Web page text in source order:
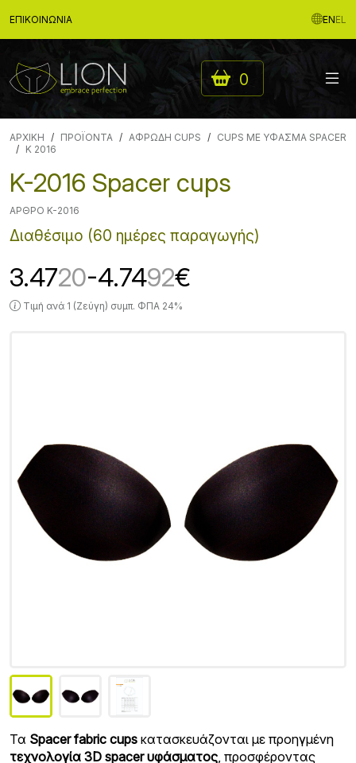
ΕΠΙΚΟΙΝΩΝΊΑ ENEL
0
ΑΡΧΙΚΉ ΠΡΟΪΟΝΤΑ ΑΦΡΩΔΗ CUPS
CUPS ΜΕ ΥΦΑΣΜΑ SPACER
K 2016
K-2016 Spacer cups
ΆΡΘΡΟ K-2016
Διαθέσιμο (60 ημέρες παραγωγής)
3.4720-4.7492€
Τιμή ανά 1 (Ζεύγη) συμπ. ΦΠΑ 24%
Τα Spacer fabric cups κατασκευάζονται με προηγμένη
τεχνολογία 3D spacer υφάσματος, προσφέροντας